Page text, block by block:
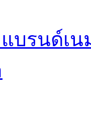
บรนด์เน